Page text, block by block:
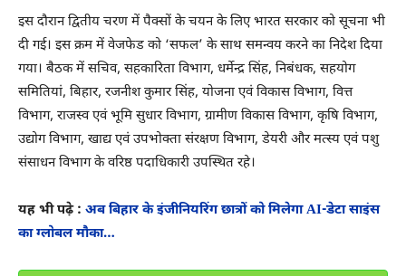
इस दौरान द्वितीय चरण में पैक्सों के चयन के लिए भारत सरकार को सूचना भी
दी गई। इस क्रम में वेजफेड को ‘सफल’ के साथ समन्वय करने का निदेश दिया
गया। बैठक में सचिव, सहकारिता विभाग, धर्मेन्द्र सिंह, निबंधक, सहयोग
समितियां, बिहार, रजनीश कुमार सिंह, योजना एवं विकास विभाग, वित्त
विभाग, राजस्व एवं भूमि सुधार विभाग, ग्रामीण विकास विभाग, कृषि विभाग,
उद्योग विभाग, खाद्य एवं उपभोक्ता संरक्षण विभाग, डेयरी और मत्स्य एवं पशु
संसाधन विभाग के वरिष्ठ पदाधिकारी उपस्थित रहे।
यह भी पढ़े : अब बिहार के इंजीनियरिंग छात्रों को मिलेगा AI-डेटा साइंस
का ग्लोबल मौका…